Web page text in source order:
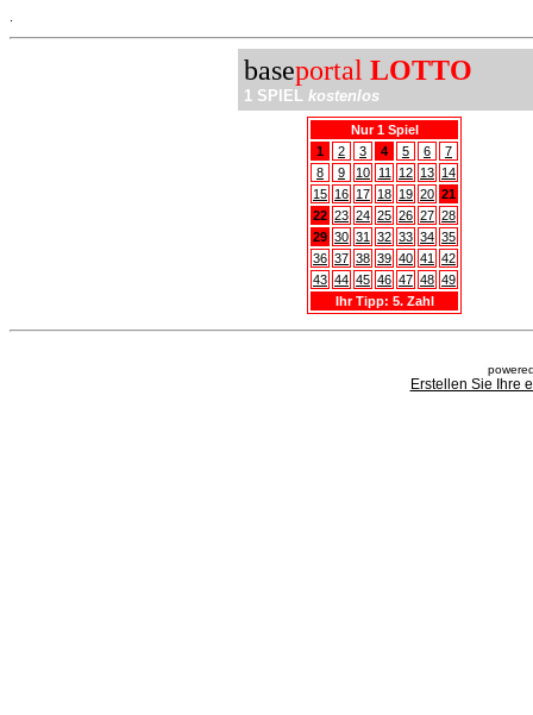
baseportal LOTTO
1 SPIEL kostenlos
Nur 1 Spiel
1
2 3 4 5 6
7
8
9 10 11 12 13 14
15 16 17 18 19 20 21
22 23 24 25 26 27 28
29 30 31 32 33 34 35
36 37 38 39 40 41
42
43 44 45 46 47 48 49
Ihr Tipp: 5. Zahl
Erstellen Sie Ihre